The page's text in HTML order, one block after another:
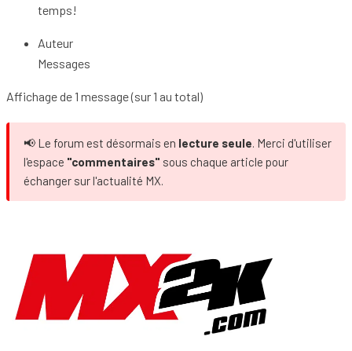
temps!
Auteur
Messages
Affichage de 1 message (sur 1 au total)
📢 Le forum est désormais en lecture seule. Merci d'utiliser
l'espace "commentaires" sous chaque article pour
échanger sur l'actualité MX.